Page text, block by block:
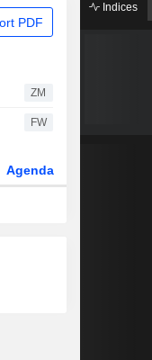
PDF
ZM
FW
Agenda
Indices